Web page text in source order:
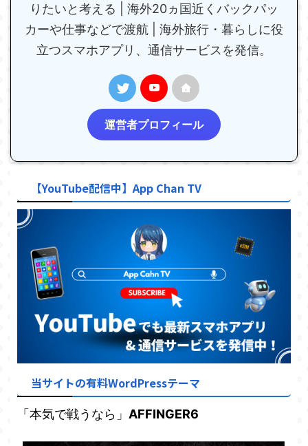
りたいと考える | 海外20ヵ国近くバックパッ
カーや仕事などで渡航 | 海外旅行・暮らしに役
立つスマホアプリ、通信サービスを発信。
運営者プロフィール
【YouTube配信中】App Chan TV
当サイトの有料WordPressテーマ
「本気で戦うなら」 AFFINGER6